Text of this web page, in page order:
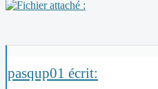
pasqup01 écrit: